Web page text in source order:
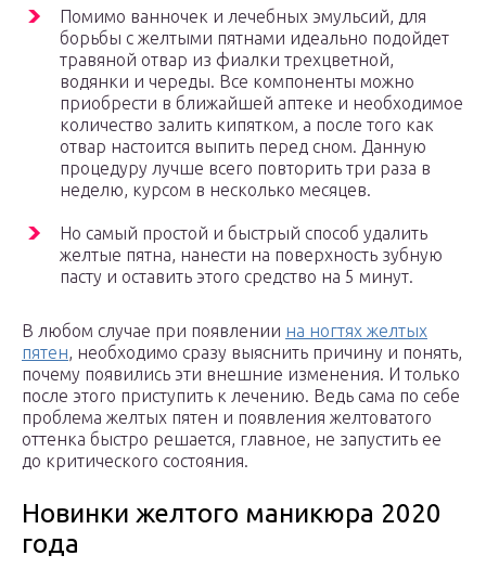
Помимо ванночек и лечебных эмульсий, для
борьбы с желтыми пятнами идеально подойдет
травяной отвар из фиалки трехцветной,
водянки и череды. Все компоненты можно
приобрести в ближайшей аптеке и необходимое
количество залить кипятком, а после того как
отвар настоится выпить перед сном. Данную
процедуру лучше всего повторить три раза в
неделю, курсом в несколько месяцев.
Но самый простой и быстрый способ удалить
желтые пятна, нанести на поверхность зубную
пасту и оставить этого средство на 5 минут.
В любом случае при появлении на ногтях желтых
пятен, необходимо сразу выяснить причину и понять,
почему появились эти внешние изменения. И только
после этого приступить к лечению. Ведь сама по себе
проблема желтых пятен и появления желтоватого
оттенка быстро решается, главное, не запустить ее
до критического состояния.
Новинки желтого маникюра 2020
года